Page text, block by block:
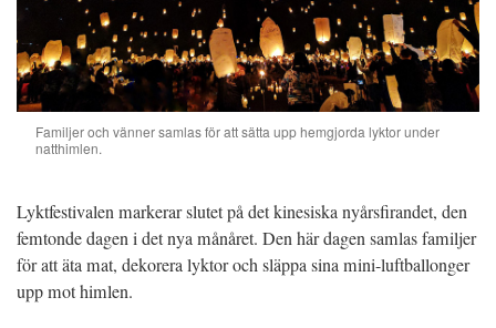
Familjer och vänner samlas för att sätta upp hemgjorda lyktor under
natthimlen.
Lyktfestivalen markerar slutet på det kinesiska nyårsfirandet, den
femtonde dagen i det nya månåret. Den här dagen samlas familjer
för att äta mat, dekorera lyktor och släppa sina mini-luftballonger
upp mot himlen.